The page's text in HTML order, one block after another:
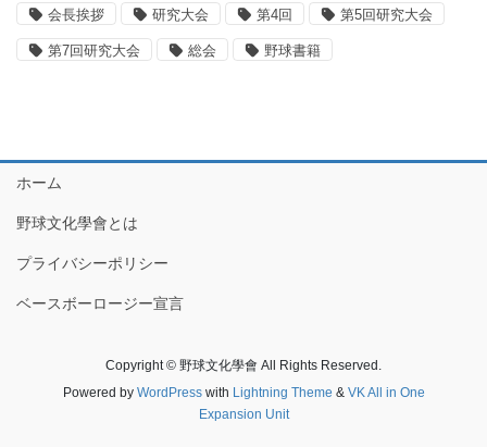
会長挨拶 研究大会 第4回 第5回研究大会
第7回研究大会 総会 野球書籍
ホーム
野球文化學會とは
プライバシーポリシー
ベースボーロージー宣言
Copyright © 野球文化學會 All Rights Reserved.
Powered by WordPresswith Lightning Theme & VK All in One
Expansion Unit